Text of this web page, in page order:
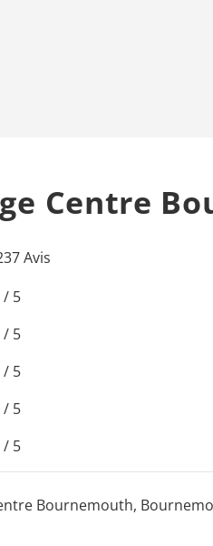
Centre
Avis
/ 5
/ 5
/ 5
/ 5
/ 5
Bournemouth,